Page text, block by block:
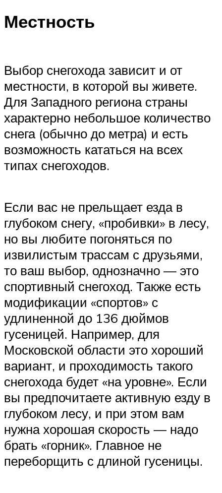
Местность
Выбор снегохода зависит и от
местности, в которой вы живете.
Для Западного региона страны
характерно небольшое количество
снега (обычно до метра) и есть
возможность кататься на всех
типах снегоходов.
Если вас не прельщает езда в
глубоком снегу, «пробивки» в лесу,
но вы любите погоняться по
извилистым трассам с друзьями,
то ваш выбор, однозначно — это
спортивный снегоход. Также есть
модификации «спортов» с
удлиненной до 136 дюймов
гусеницей. Например, для
Московской области это хороший
вариант, и проходимость такого
снегохода будет «на уровне». Если
вы предпочитаете активную езду в
глубоком лесу, и при этом вам
нужна хорошая скорость — надо
брать «горник». Главное не
переборщить с длиной гусеницы.